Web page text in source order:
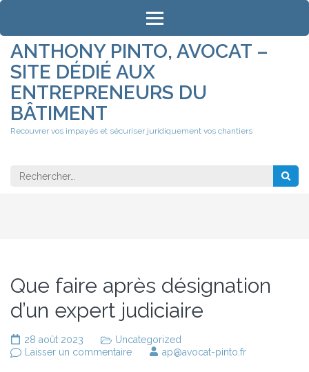
Aller
contenu
(Pressez
Entrée)
ANTHONY PINTO, AVOCAT –
SITE DÉDIÉ AUX
ENTREPRENEURS DU
BÂTIMENT
Recouvrer vos impayés et sécuriser juridiquement vos chantiers
Rechercher
Que faire après désignation
d’un expert judiciaire
28 août 2023
Uncategorized
Laisser un commentairesur
ap@avocat-pinto.fr